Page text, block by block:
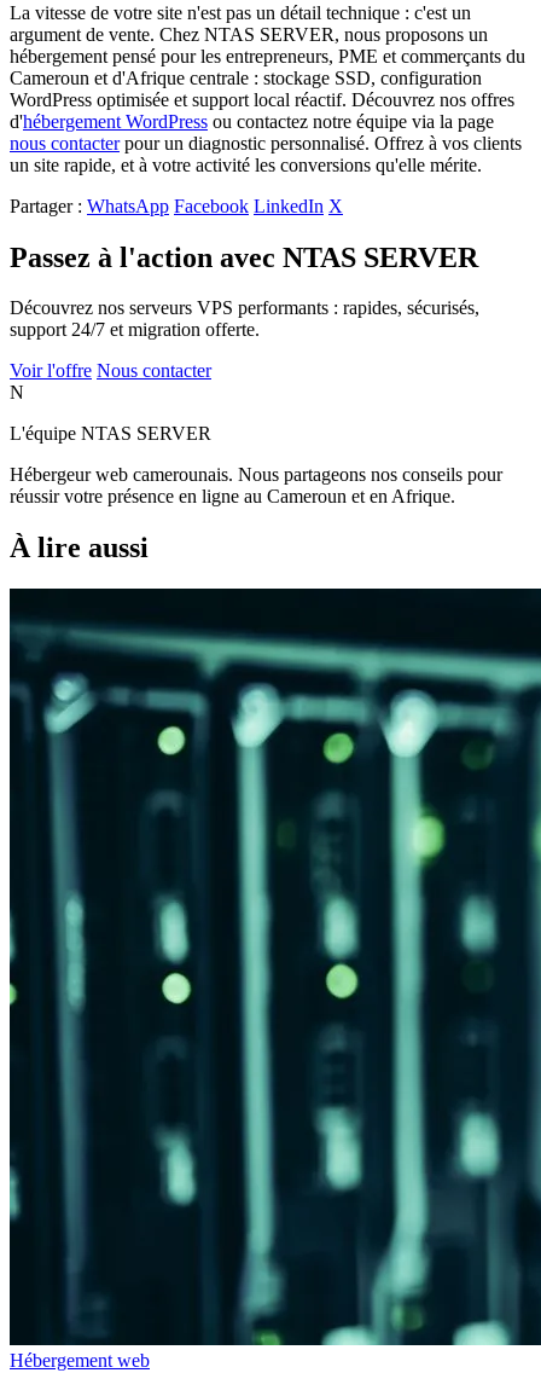
La vitesse de votre site n'est pas un détail technique : c'est un
argument de vente. Chez NTAS SERVER, nous proposons un
hébergement pensé pour les entrepreneurs, PME et commerçants du
Cameroun et d'Afrique centrale : stockage SSD, configuration
WordPress optimisée et support local réactif. Découvrez nos offres
d'hébergement WordPress ou contactez notre équipe via la page
nous contacterpour un diagnostic personnalisé. Offrez à vos clients
un site rapide, et à votre activité les conversions qu'elle mérite.
Partager : WhatsApp Facebook LinkedIn X
Passez à l'action avec NTAS SERVER
Découvrez nos serveurs VPS performants : rapides, sécurisés,
support 24/7 et migration offerte.
Voir l'offre Nous contacter
N
L'équipe NTAS SERVER
Hébergeur web camerounais. Nous partageons nos conseils pour
réussir votre présence en ligne au Cameroun et en Afrique.
À lire aussi
Hébergement web